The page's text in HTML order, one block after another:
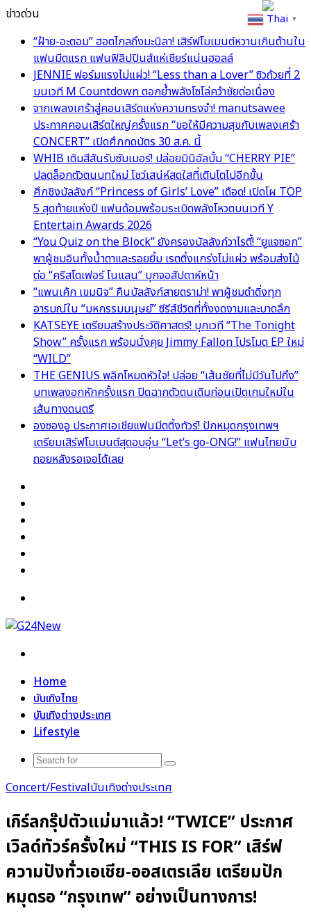
ข่าวด่วน
“ฝ้าย-อะตอม” ฮอตไกลถึงมะนิลา! เสิร์ฟโมเมนต์หวานเกินต้านใน
แฟนมีตแรก แฟนฟิลิปปินส์แห่เชียร์แน่นฮอลล์
JENNIE ฟอร์มแรงไม่แผ่ว! “Less than a Lover” ซิวถ้วยที่ 2
บนเวที M Countdown ตอกย้ำพลังโซโล่คว้าชัยต่อเนื่อง
จากเพลงเศร้าสู่คอนเสิร์ตแห่งความทรงจำ! manutsawee
ประกาศคอนเสิร์ตใหญ่ครั้งแรก “ขอให้มีความสุขกับเพลงเศร้า
CONCERT” เปิดศึกกดบัตร 30 ส.ค. นี้
WHIB เติมสีสันรับซัมเมอร์! ปล่อยมินิอัลบั้ม “CHERRY PIE”
ปลดล็อกตัวตนบทใหม่ โชว์เสน่ห์สดใสที่เติบโตไปอีกขั้น
ศึกชิงบัลลังก์ “Princess of Girls’ Love” เดือด! เปิดโผ TOP
5 สุดท้ายแห่งปี แฟนด้อมพร้อมระเบิดพลังโหวตบนเวที Y
Entertain Awards 2026
“You Quiz on the Block” ยังครองบัลลังก์วาไรตี้! “ยูแจซอก”
พาผู้ชมอินทั้งน้ำตาและรอยยิ้ม เรตติ้งแกร่งไม่แผ่ว พร้อมส่งไม้
ต่อ “คริสโตเฟอร์ โนแลน” บุกจอสัปดาห์หน้า
“แพนเค้ก เขมนิจ” คืนบัลลังก์สายดราม่า! พาผู้ชมดำดิ่งทุก
อารมณ์ใน “มหกรรมมนุษย์” ซีรีส์ชีวิตที่ทั้งงดงามและบาดลึก
KATSEYE เตรียมสร้างประวัติศาสตร์! บุกเวที “The Tonight
Show” ครั้งแรก พร้อมนั่งคุย Jimmy Fallon โปรโมต EP ใหม่
“WILD”
THE GENIUS พลิกโหมดหัวใจ! ปล่อย “เส้นชัยที่ไม่มีวันไปถึง”
บทเพลงอกหักครั้งแรก ปิดฉากตัวตนเดิมก่อนเปิดเกมใหม่ใน
เส้นทางดนตรี
องซองอู ประกาศเอเชียแฟนมีตติ้งทัวร์! ปักหมุดกรุงเทพฯ
เตรียมเสิร์ฟโมเมนต์สุดอบอุ่น “Let’s go-ONG!” แฟนไทยนับ
ถอยหลังรอเจอได้เลย
Home
บันเทิงไทย
บันเทิงต่างประเทศ
Lifestyle
Search
Concert/Festivalบันเทิงต่างประเทศ
เกิร์ลกรุ๊ปตัวแม่มาแล้ว! “TWICE” ประกาศ
เวิลด์ทัวร์ครั้งใหม่ “THIS IS FOR” เสิร์ฟ
ความปังทั่วเอเชีย-ออสเตรเลีย เตรียมปัก
หมุดรอ “กรุงเทพ” อย่างเป็นทางการ!
Thai ▼